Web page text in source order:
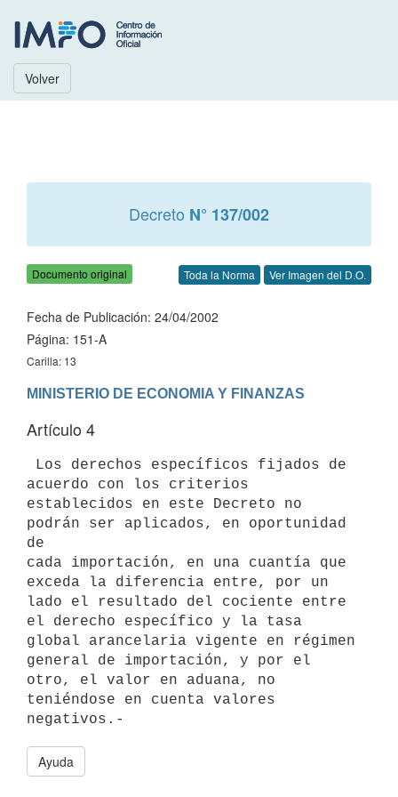
Volver
Decreto N° 137/002
Documento original Toda la Norma Ver Imagen del D.O.
Fecha de Publicación: 24/04/2002
Página: 151-A
Carilla: 13
MINISTERIO DE ECONOMIA Y FINANZAS
Artículo 4
acuerdo con los criterios
establecidos en este Decreto no
podrán ser aplicados, en oportunidad
de
cada importación, en una cuantía que
exceda la diferencia entre, por un
lado el resultado del cociente entre
el derecho específico y la tasa
global arancelaria vigente en régimen
general de importación, y por el
otro, el valor en aduana, no
teniéndose en cuenta valores
Ayuda